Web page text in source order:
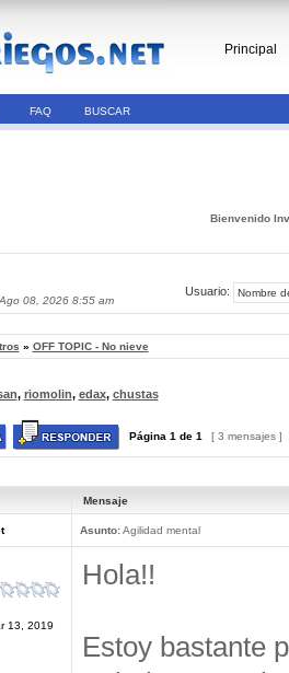
Principal
FAQ BUSCAR
Bienvenido
08, 2026 8:55 am
Usuario:
» OFF TOPIC - No nieve
, riomolin, edax, chustas
Página 1 de 1 [ 3 mensajes ]
Mensaje
Asunto:Agilidad mental
13, 2019
Hola!!
Estoy bastante